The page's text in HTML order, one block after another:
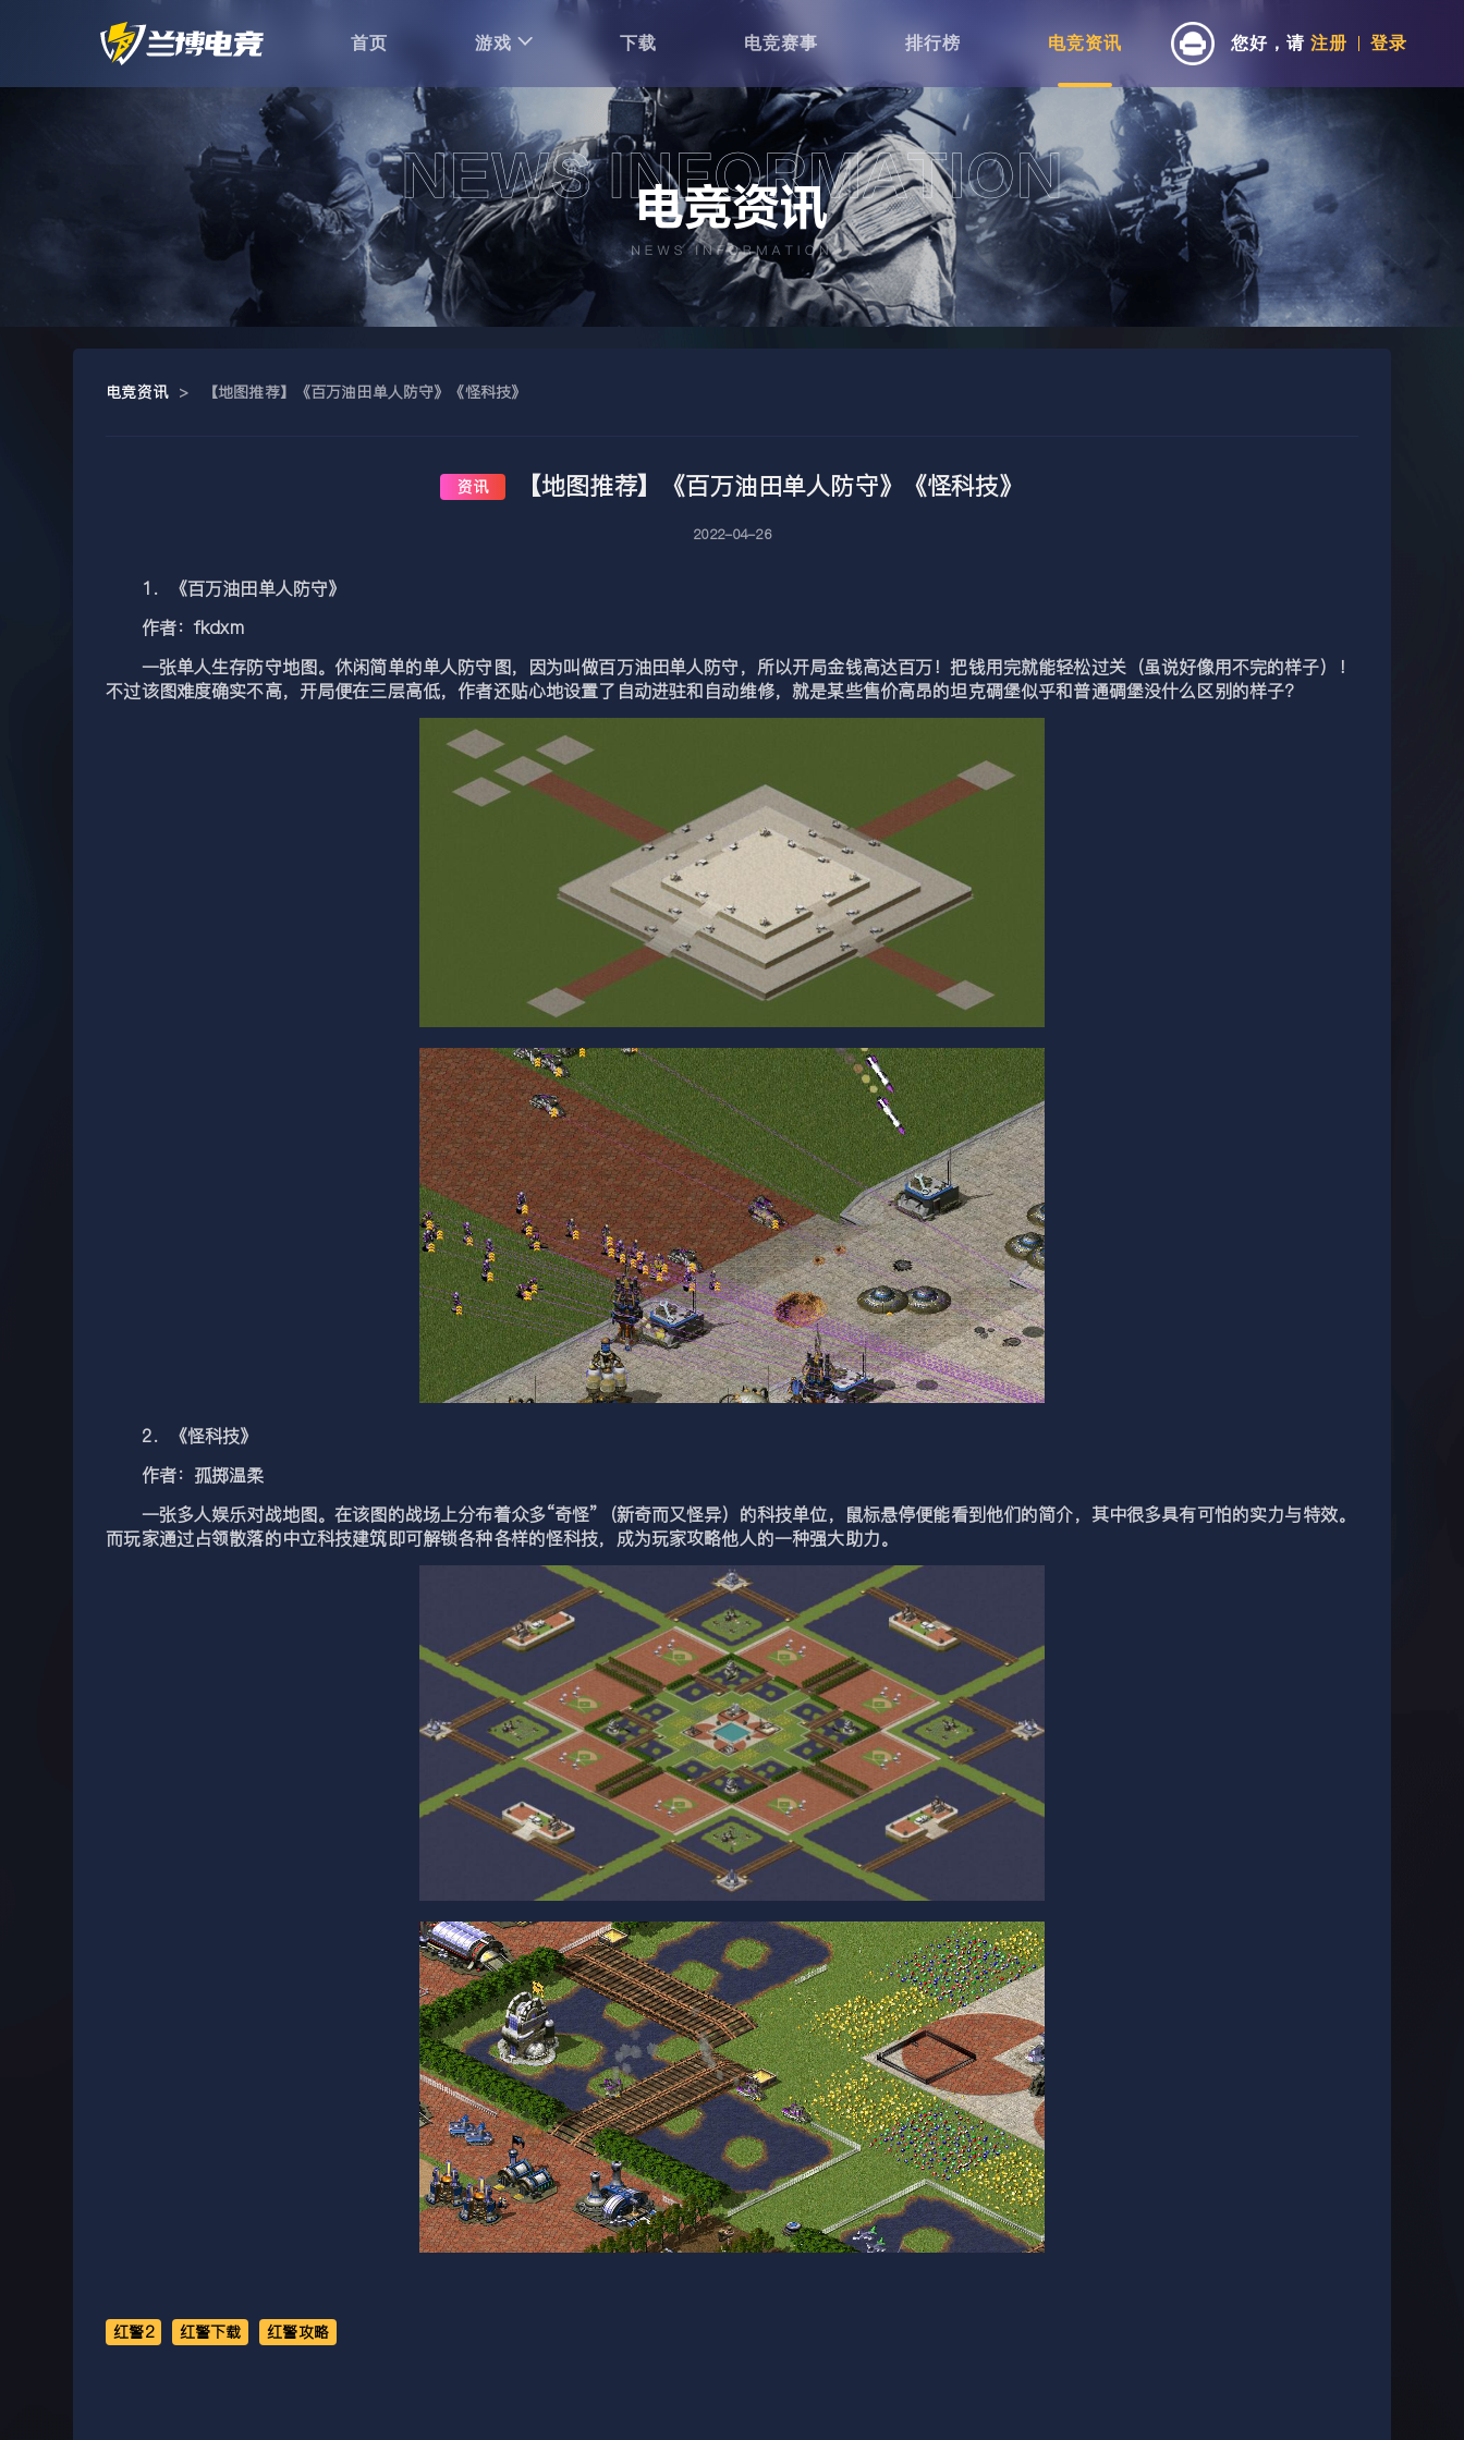
首页 游戏 下载 电竞赛事 排行榜 电竞资讯 您好，请 注册 登录
电竞资讯 > 【地图推荐】《百万油田单人防守》《怪科技》
资讯 【地图推荐】《百万油田单人防守》《怪科技》
2022-04-26
1．《百万油田单人防守》
作者：fkdxm
一张单人生存防守地图。休闲简单的单人防守图，因为叫做百万油田单人防守，所以开局金钱高达百万！把钱用完就能轻松过关（虽说好像用不完的样子）！
不过该图难度确实不高，开局便在三层高低，作者还贴心地设置了自动进驻和自动维修，就是某些售价高昂的坦克碉堡似乎和普通碉堡没什么区别的样子？
2．《怪科技》
作者：孤掷温柔
一张多人娱乐对战地图。在该图的战场上分布着众多“奇怪”（新奇而又怪异）的科技单位，鼠标悬停便能看到他们的简介，其中很多具有可怕的实力与特效。
而玩家通过占领散落的中立科技建筑即可解锁各种各样的怪科技，成为玩家攻略他人的一种强大助力。
红警2 红警下载 红警攻略